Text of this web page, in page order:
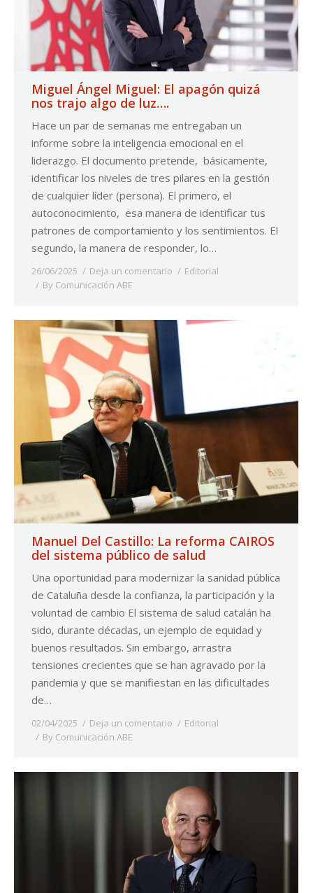
Miguel Ángel Miguel: El apagón quizá
nos trajo algo de luz….
Hace un par de semanas me entregaban un
informe sobre la inteligencia emocional en el
liderazgo. El documento pretende, básicamente,
identificar los niveles de tres pilares en la gestión
de cualquier líder (persona). El primero, el
autoconocimiento, esa manera de identificar tus
patrones de comportamiento y los sentimientos. El
segundo, la manera de responder, lo…
26/06/2025 Deja un comentario
Editorial
By Comunicación ABE
Manuel Del Castillo: La reforma CAIROS
del sistema público de salud
Una oportunidad para modernizar la sanidad pública
de Cataluña desde la confianza, la participación y la
voluntad de cambio El sistema de salud catalán ha
sido, durante décadas, un ejemplo de equidad y
buenos resultados. Sin embargo, arrastra
tensiones crecientes que se han agravado por la
pandemia y que se manifiestan en las dificultades
de…
02/04/2025 Deja un comentario
Editorial
By Comunicación ABE